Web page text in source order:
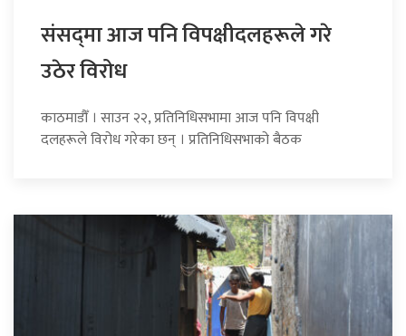
संसद्‍मा आज पनि विपक्षीदलहरूले गरे
उठेर विरोध
काठमाडौँ । साउन २२, प्रतिनिधिसभामा आज पनि विपक्षी
दलहरूले विरोध गरेका छन् । प्रतिनिधिसभाको बैठक